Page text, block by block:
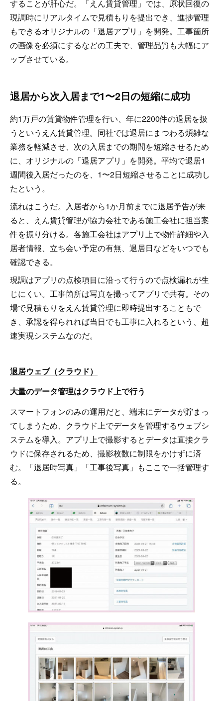
することが肝心だ。「えん賃貸管理」では、原状回復の
現調時にリアルタイムで見積もりを提出でき、進捗管理
もできるオリジナルの「退居アプリ」を開発。工事箇所
の画像を必須にするなどの工夫で、管理品質も大幅にア
ップさせている。
退居から次入居まで1〜2日の短縮に成功
約1万戸の賃貸物件管理を行い、年に2200件の退居を扱
うというえん賃貸管理。同社では退居にまつわる煩雑な
業務を軽減させ、次の入居までの期間を短縮させるため
に、オリジナルの「退居アプリ」を開発。平均で退居1
週間後入居だったのを、1〜2日短縮させることに成功し
たという。
流れはこうだ。入居者から1か月前までに退居予告が来
ると、えん賃貸管理が協力会社である施工会社に担当案
件を振り分ける。各施工会社はアプリ上で物件詳細や入
居者情報、立ち会い予定の有無、退居日などをいつでも
確認できる。
現調はアプリの点検項目に沿って行うので点検漏れが生
じにくい。工事箇所は写真を撮ってアプリで共有。その
場で見積もりをえん賃貸管理に即時提出することもで
き、承認を得られれば当日でも工事に入れるという、超
速実現システムなのだ。
退居ウェブ（クラウド）
大量のデータ管理はクラウド上で行う
スマートフォンのみの運用だと、端末にデータが貯まっ
てしまうため、クラウド上でデータを管理するウェブシ
ステムを導入。アプリ上で撮影するとデータは直接クラ
ウドに保存されるため、撮影枚数に制限をかけずに済
む。「退居時写真」「工事後写真」もここで一括管理す
る。